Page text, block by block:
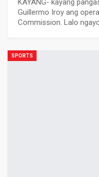
KAYANG- kayang
Guillermo Iroy ang
Commission. Lalo
SPORTS